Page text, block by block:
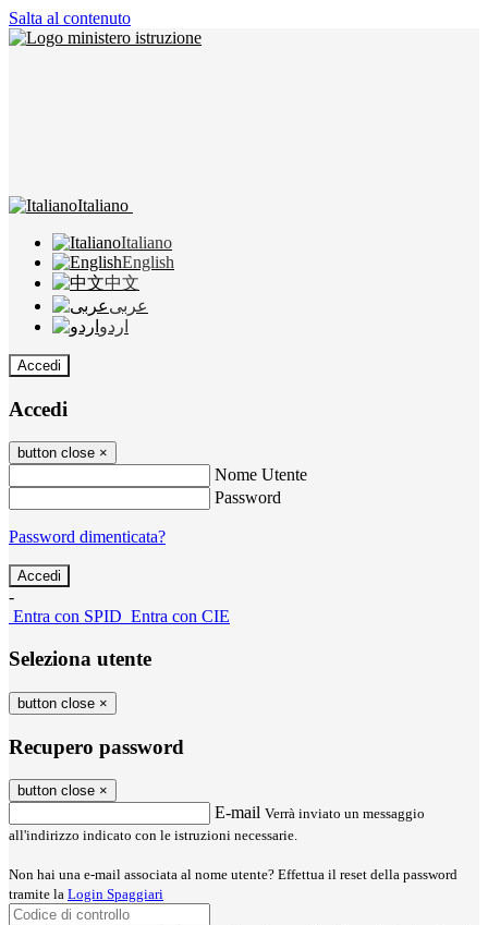
Salta al contenuto
Italiano
Italiano
English
中文
عربى
اردو
Accedi
Accedi
button close ×
Nome Utente
Password
Password dimenticata?
-
Entra con SPID Entra con CIE
Seleziona utente
button close ×
Recupero password
button close ×
E-mail Verrà inviato un messaggio
all'indirizzo indicato con le istruzioni necessarie.
Non hai una e-mail associata al nome utente? Effettua il reset della password
tramite la Login Spaggiari